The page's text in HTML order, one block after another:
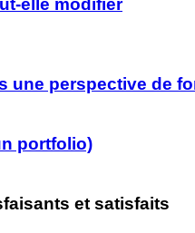
elle modifier
une perspective de
portfolio)
et satisfaits